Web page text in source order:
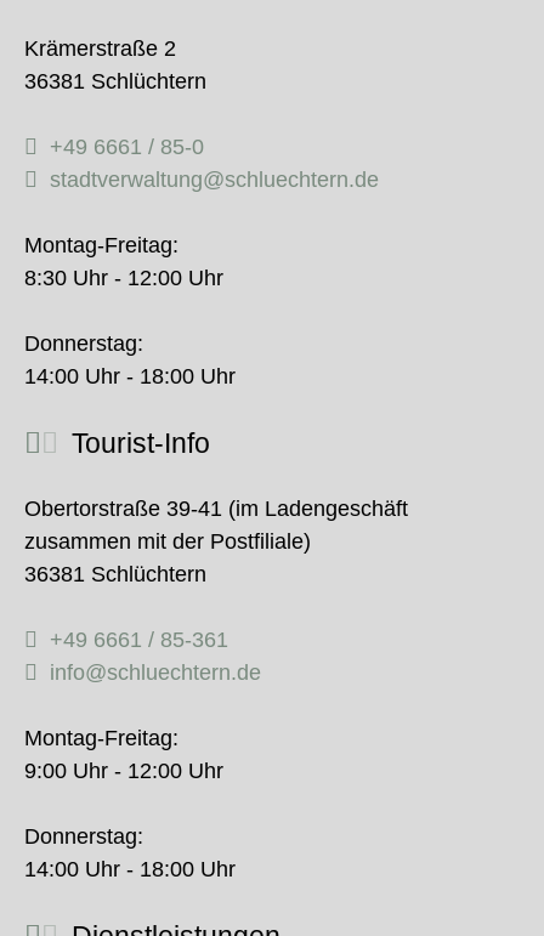
Krämerstraße 2
36381 Schlüchtern
+49 6661 / 85-0
stadtverwaltung@schluechtern.de
Montag-Freitag:
8:30 Uhr - 12:00 Uhr
Donnerstag:
14:00 Uhr - 18:00 Uhr
Tourist-Info
Obertorstraße 39-41 (im Ladengeschäft
zusammen mit der Postfiliale)
36381 Schlüchtern
+49 6661 / 85-361
info@schluechtern.de
Montag-Freitag:
9:00 Uhr - 12:00 Uhr
Donnerstag:
14:00 Uhr - 18:00 Uhr